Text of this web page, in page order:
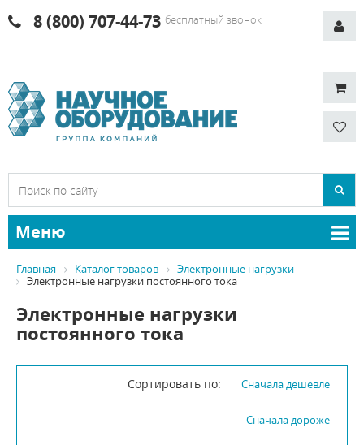
8 (800) 707-44-73 бесплатный звонок
Меню
Главная Каталог товаров
Электронные нагрузки
Электронные нагрузки постоянного тока
Электронные нагрузки
постоянного тока
Сортировать по: Сначала дешевле
Сначала дороже